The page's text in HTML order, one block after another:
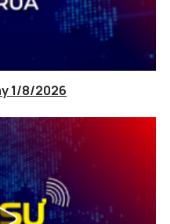
1/8/2026